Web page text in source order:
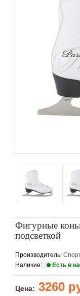
Фигурные
подсветкой
Производитель:
Наличие:
Есть в
Цена: 3260